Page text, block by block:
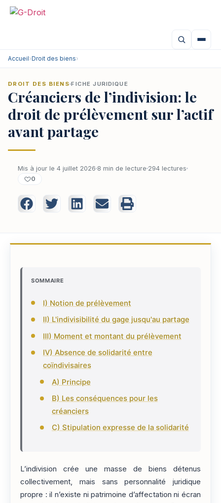
Accueil›Droit des biens›
DROIT DES BIENS FICHE JURIDIQUE
Créanciers de l’indivision: le
droit de prélèvement sur l’actif
avant partage
Mis à jour le 4 juillet 2026 8 min de lecture 294 lectures
0
SOMMAIRE
I) Notion de prélèvement
II) L'indivisibilité du gage jusqu'au partage
III) Moment et montant du prélèvement
IV) Absence de solidarité entre
coïndivisaires
A) Principe
B) Les conséquences pour les
créanciers
C) Stipulation expresse de la solidarité
L’indivision crée une masse de biens détenus
collectivement, mais sans personnalité juridique
propre : il n’existe ni patrimoine d’affectation ni écran